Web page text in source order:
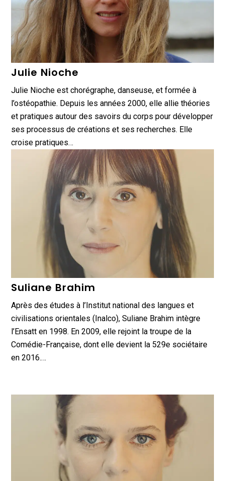
Julie Nioche
Julie Nioche est chorégraphe, danseuse, et formée à
l’ostéopathie. Depuis les années 2000, elle allie théories
et pratiques autour des savoirs du corps pour développer
ses processus de créations et ses recherches. Elle
croise pratiques…
Suliane Brahim
Après des études à l’Institut national des langues et
civilisations orientales (Inalco), Suliane Brahim intègre
l’Ensatt en 1998. En 2009, elle rejoint la troupe de la
Comédie-Française, dont elle devient la 529e sociétaire
en 2016.…